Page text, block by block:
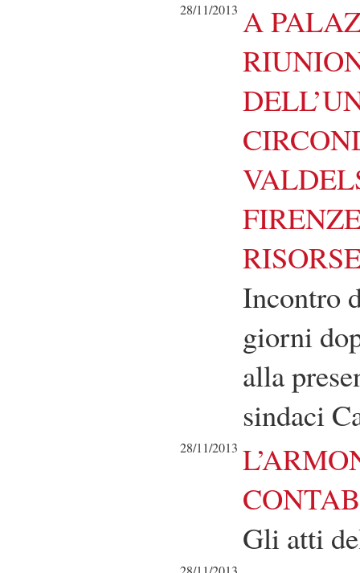
28/11/2013 A
Incontro
giorni
alla
sindaci
28/11/2013
Gli atti